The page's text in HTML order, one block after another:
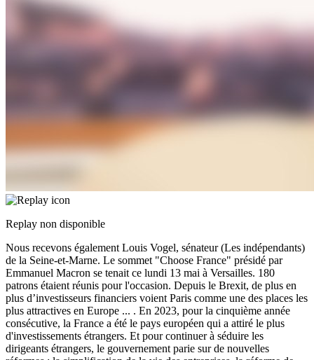
Replay non disponible
Nous recevons également Louis Vogel, sénateur (Les indépendants)
de la Seine-et-Marne. Le sommet "Choose France" présidé par
Emmanuel Macron se tenait ce lundi 13 mai à Versailles. 180
patrons étaient réunis pour l'occasion. Depuis le Brexit, de plus en
plus d’investisseurs financiers voient Paris comme une des places les
plus attractives en Europe ... . En 2023, pour la cinquième année
consécutive, la France a été le pays européen qui a attiré le plus
d'investissements étrangers. Et pour continuer à séduire les
dirigeants étrangers, le gouvernement parie sur de nouvelles